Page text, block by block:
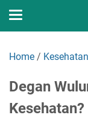
Home /
Degan
Kesehatan?